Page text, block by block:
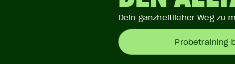
Dein ganzheitlicher Weg zu
Probetraining